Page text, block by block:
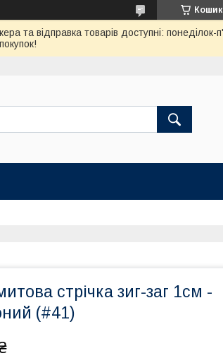
Кошик
та відправка товарів доступні:
стрічка зиг-заг 1см -
(#41)